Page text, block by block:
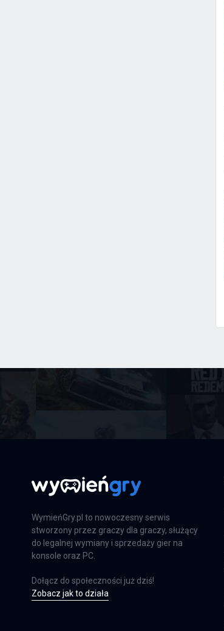
WymieńGry.pl to nowoczesny serwis
stworzony przez graczy dla graczy, służący
do legalnej wymiany i sprzedaży gier na
konsole oraz PC.
Dołącz do społeczności już dziś!
Zobacz jak to działa